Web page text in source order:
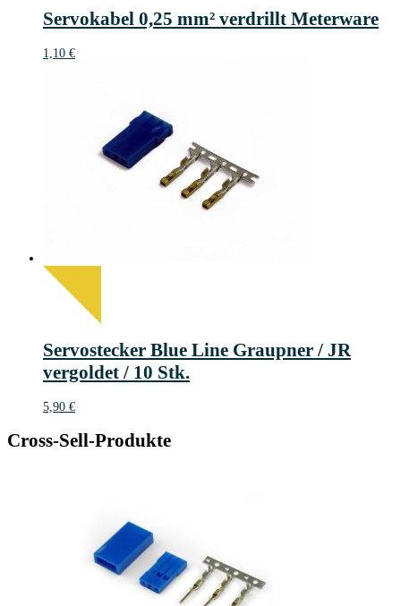
Servokabel 0,25 mm² verdrillt Meterware
1,10 €
Servostecker Blue Line Graupner / JR
vergoldet / 10 Stk.
5,90 €
Cross-Sell-Produkte